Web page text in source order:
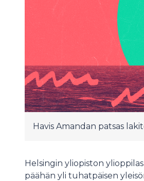
Havis Amandan patsas
Helsingin yliopiston
päähän yli tuhatpäisen